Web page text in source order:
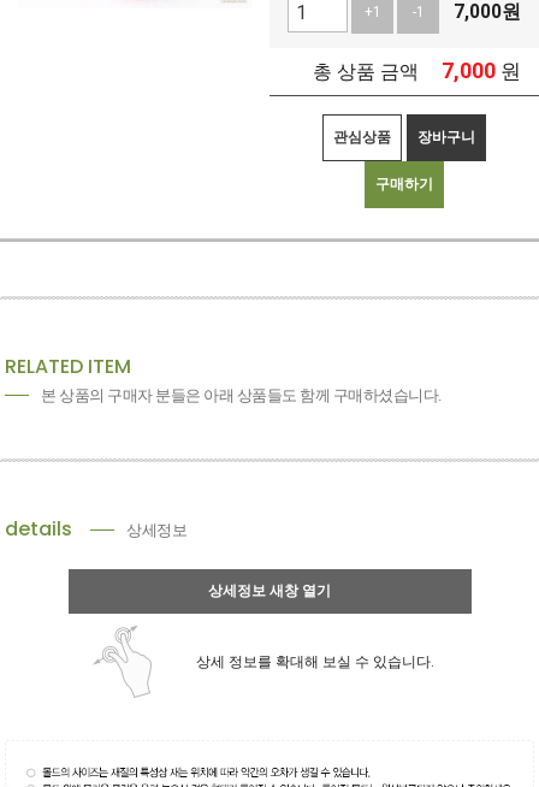
+1 -1 7,000원
총 상품 금액 7,000 원
관심상품 장바구니
구매하기
RELATED ITEM
본 상품의 구매자 분들은 아래 상품들도 함께 구매하셨습니다.
details 상세정보
상세정보 새창 열기
상세 정보를 확대해 보실 수 있습니다.